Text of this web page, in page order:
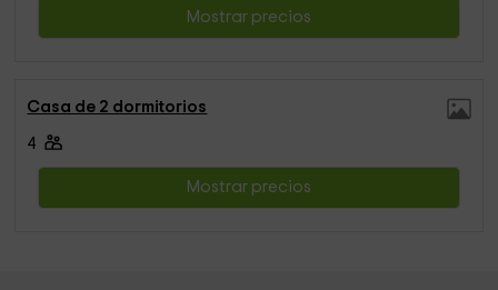
Mostrar precios
Casa de 2 dormitorios
4
Mostrar precios